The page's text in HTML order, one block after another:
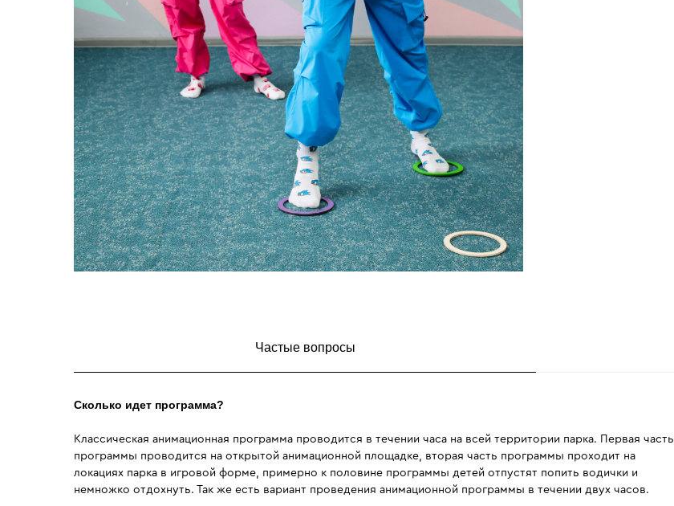
Частые вопросы
Сколько идет программа?
Классическая анимационная программа проводится в течении часа на всей территории парка. Первая часть
программы проводится на открытой анимационной площадке, вторая часть программы проходит на
локациях парка в игровой форме, примерно к половине программы детей отпустят попить водички и
немножко отдохнуть. Так же есть вариант проведения анимационной программы в течении двух часов.